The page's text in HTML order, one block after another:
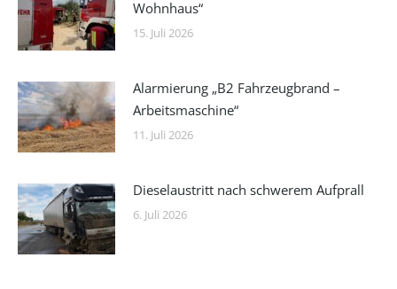
Wohnhaus“
15. Juli 2026
Alarmierung „B2 Fahrzeugbrand –
Arbeitsmaschine“
11. Juli 2026
Dieselaustritt nach schwerem Aufprall
6. Juli 2026